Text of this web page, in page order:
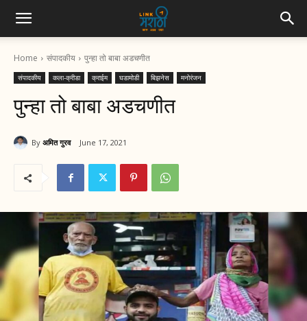
Home संपादकीय पुन्हा तो बाबा अडचणीत
संपादकीय कला-क्रीडा क्राईम घडामोडी बिझनेस मनोरंजन
पुन्हा तो बाबा अडचणीत
By अमित गुरव June 17, 2021